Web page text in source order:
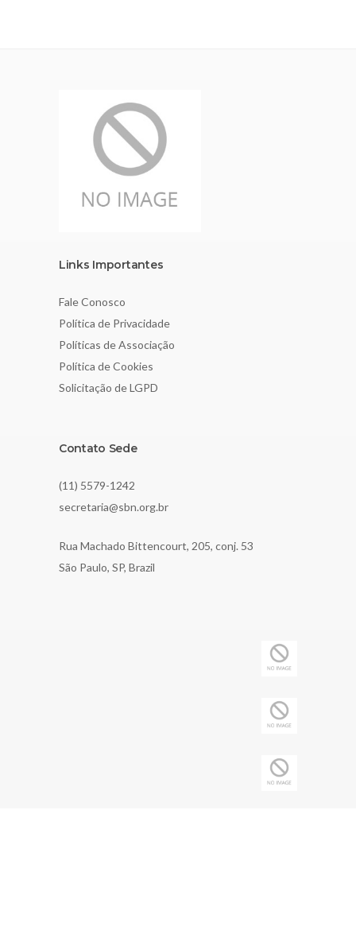
Links Importantes
Fale Conosco
Política de Privacidade
Políticas de Associação
Política de Cookies
Solicitação de LGPD
Contato Sede
(11) 5579-1242
secretaria@sbn.org.br
Rua Machado Bittencourt, 205, conj. 53
São Paulo, SP, Brazil